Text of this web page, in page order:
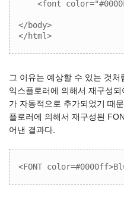
<font
</body>
</html>
그 이유는 예상할 수 있는 것
익스플로러에 의해서 재구성
가 자동적으로 추가되었기 때
플로러에 의해서 재구성된
어낸 결과다.
<FONT